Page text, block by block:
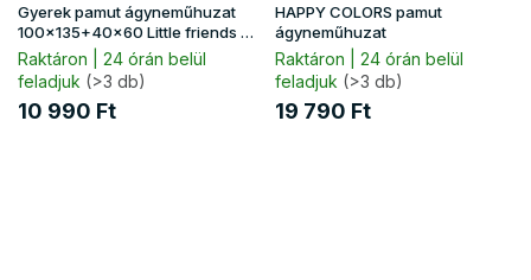
Gyerek pamut ágyneműhuzat
100x135+40x60 Little friends -
zöld
Raktáron | 24 órán belül
feladjuk (>3 db)
10 990 Ft
HAPPY COLORS pamut
ágyneműhuzat
Raktáron | 24 órán belül
feladjuk (>3 db)
19 790 Ft